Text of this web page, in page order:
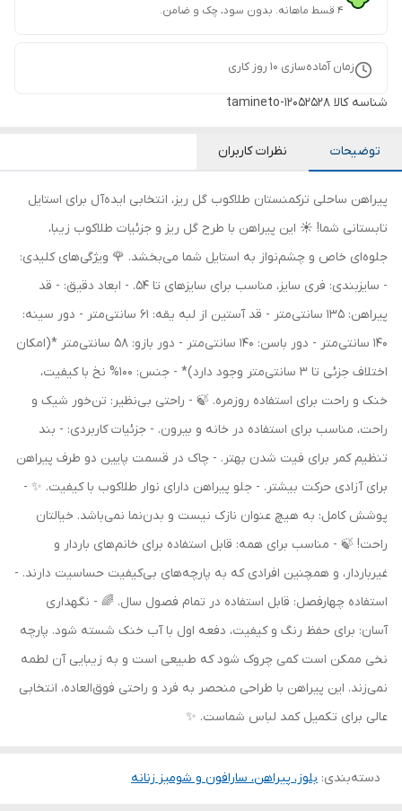
۴ قسط ماهانه. بدون سود، چک و ضامن.
زمان آماده‌سازی 10 روز کاری
شناسه کالا tamineto-12052528
توضیحات نظرات کاربران
پیراهن ساحلی ترکمنستان طلاکوب گل ریز، انتخابی ایده‌آل برای استایل
تابستانی شما! ☀️ این پیراهن با طرح گل ریز و جزئیات طلاکوب زیبا،
جلوه‌ای خاص و چشم‌نواز به استایل شما می‌بخشد. 🌹 ویژگی‌های کلیدی:
- سایزبندی: فری سایز، مناسب برای سایزهای تا 54. - ابعاد دقیق: - قد
پیراهن: 135 سانتی‌متر - قد آستین از لبه یقه: 61 سانتی‌متر - دور سینه:
140 سانتی‌متر - دور باسن: 140 سانتی‌متر - دور بازو: 58 سانتی‌متر *(امکان
اختلاف جزئی تا 3 سانتی‌متر وجود دارد)* - جنس: 100% نخ با کیفیت،
خنک و راحت برای استفاده روزمره. 🍃 - راحتی بی‌نظیر: تن‌خور شیک و
راحت، مناسب برای استفاده در خانه و بیرون. - جزئیات کاربردی: - بند
تنظیم کمر برای فیت شدن بهتر. - چاک در قسمت پایین دو طرف پیراهن
برای آزادی حرکت بیشتر. - جلو پیراهن دارای نوار طلاکوب با کیفیت. ✨ -
پوشش کامل: به هیچ عنوان نازک نیست و بدن‌نما نمی‌باشد. خیالتان
راحت! 🍃 - مناسب برای همه: قابل استفاده برای خانم‌های باردار و
غیرباردار، و همچنین افرادی که به پارچه‌های بی‌کیفیت حساسیت دارند. -
استفاده چهارفصل: قابل استفاده در تمام فصول سال. 🌈 - نگهداری
آسان: برای حفظ رنگ و کیفیت، دفعه اول با آب خنک شسته شود. پارچه
نخی ممکن است کمی چروک شود که طبیعی است و به زیبایی آن لطمه
نمی‌زند. این پیراهن با طراحی منحصر به فرد و راحتی فوق‌العاده، انتخابی
عالی برای تکمیل کمد لباس شماست. ✨
دسته‌بندی: بلوز، پیراهن، سارافون و شومیز زنانه